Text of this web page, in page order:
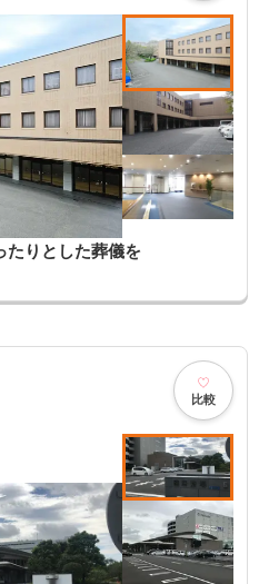
たりとした葬儀を
比較